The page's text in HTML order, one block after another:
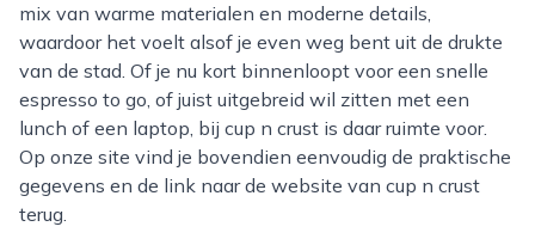
mix van warme materialen en moderne details,
waardoor het voelt alsof je even weg bent uit de drukte
van de stad. Of je nu kort binnenloopt voor een snelle
espresso to go, of juist uitgebreid wil zitten met een
lunch of een laptop, bij cup n crust is daar ruimte voor.
Op onze site vind je bovendien eenvoudig de praktische
gegevens en de link naar de website van cup n crust
terug.